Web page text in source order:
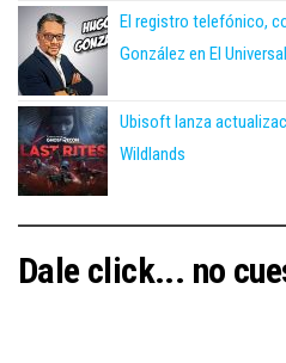
El registro telefónico,
González en El Universal
Ubisoft lanza
Wildlands
Dale click... no